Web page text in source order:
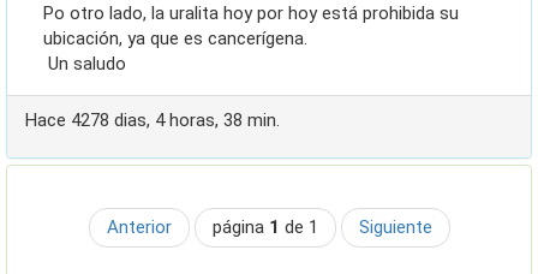
Po otro lado, la uralita hoy por hoy está prohibida su
ubicación, ya que es cancerígena.
Un saludo
Hace 4278 dias, 4 horas, 38 min.
Anterior página 1 de 1 Siguiente